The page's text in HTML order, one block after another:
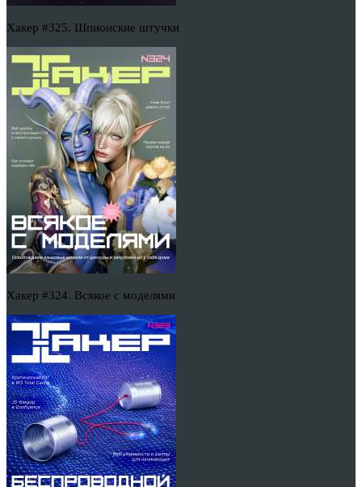
Хакер #325. Шпионские штучки
Хакер #324. Всякое с моделями